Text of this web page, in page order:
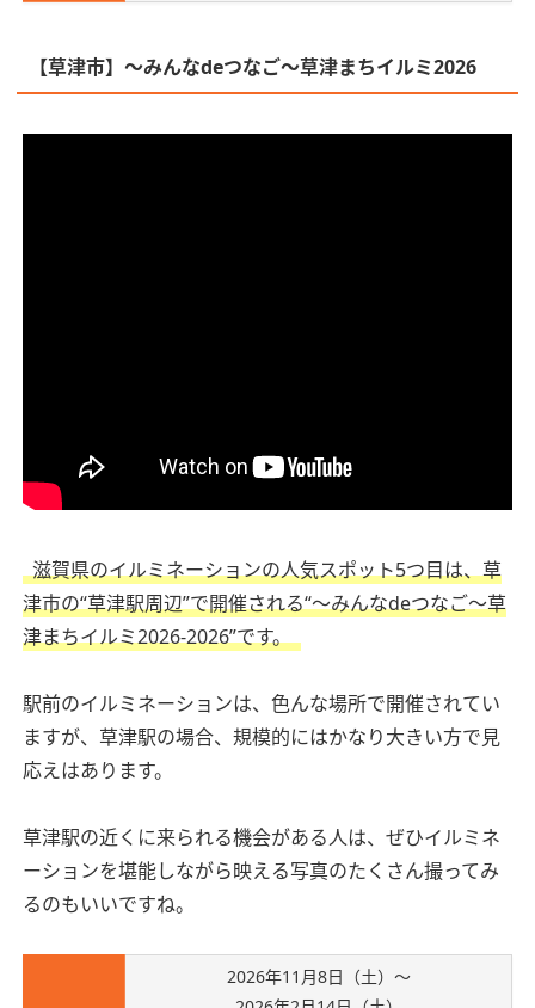
【草津市】〜みんなdeつなご〜草津まちイルミ2026
滋賀県のイルミネーションの人気スポット5つ目は、草
津市の“草津駅周辺”で開催される“〜みんなdeつなご〜草
津まちイルミ2026-2026”です。
駅前のイルミネーションは、色んな場所で開催されてい
ますが、草津駅の場合、規模的にはかなり大きい方で見
応えはあります。
草津駅の近くに来られる機会がある人は、ぜひイルミネ
ーションを堪能しながら映える写真のたくさん撮ってみ
るのもいいですね。
2026年11月8日（土）～